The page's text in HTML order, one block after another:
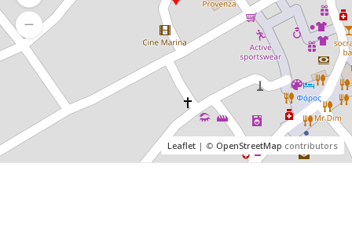
Leaflet | © OpenStreetMap contributors